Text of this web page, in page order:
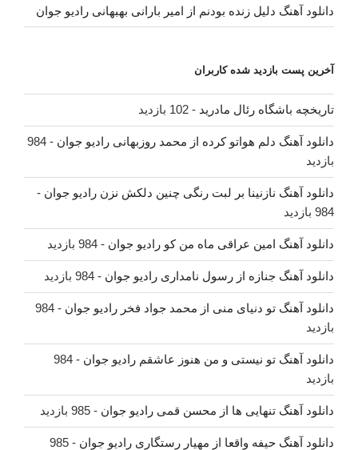
دانلود آهنگ دلیل زنده بودنم از امیر بارانی بهبهانی رادیو جوان
آخرین پست بازدید شده کاربران
تاریخچه باشگاه رئال مادرید - 102 بازدید
دانلود آهنگ دلم هواتو کرده از محمد روزبهانی رادیو جوان
- 984
بازدید
دانلود آهنگ نازنینا بر لبت رنگی چنین دلکش نزن رادیو جوان -
984 بازدید
دانلود آهنگ امین عراقی ماه من کو رادیو جوان - 984 بازدید
دانلود آهنگ جنازه از رسول نامداری رادیو جوان - 984 بازدید
دانلود آهنگ تو دنیای منی از محمد جواد فخر رادیو جوان
- 984
بازدید
دانلود آهنگ تو نیستی و من هنوز عاشقم رادیو جوان
- 984
بازدید
دانلود آهنگ تنهایی ها از محسن قمی رادیو جوان - 985 بازدید
دانلود آهنگ حیفه واقعا از مهیار رستگاری رادیو جوان
- 985